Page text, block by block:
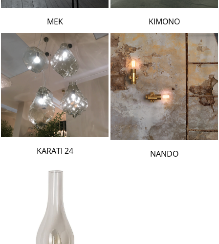
KIMONO
MEK
NANDO
24 KARATI